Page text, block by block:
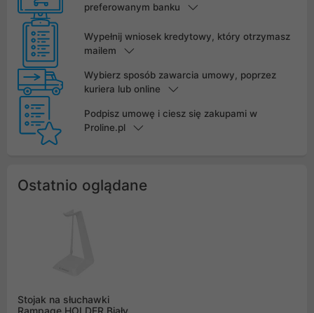
preferowanym banku
Wypełnij wniosek kredytowy, który otrzymasz
mailem
Wybierz sposób zawarcia umowy, poprzez
kuriera lub online
Podpisz umowę i ciesz się zakupami w
Proline.pl
Ostatnio oglądane
Stojak na słuchawki
Rampage HOLDER Biały